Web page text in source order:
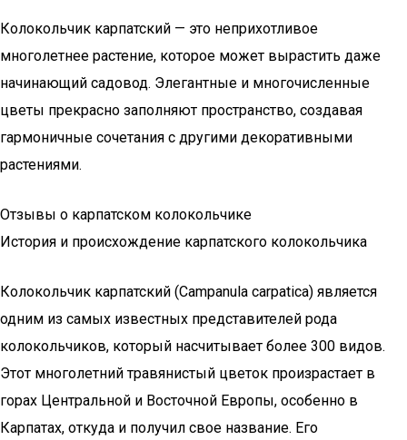
Колокольчик карпатский — это неприхотливое
многолетнее растение, которое может вырастить даже
начинающий садовод. Элегантные и многочисленные
цветы прекрасно заполняют пространство, создавая
гармоничные сочетания с другими декоративными
растениями.
Отзывы о карпатском колокольчике
История и происхождение карпатского колокольчика
Колокольчик карпатский (Campanula carpatica) является
одним из самых известных представителей рода
колокольчиков, который насчитывает более 300 видов.
Этот многолетний травянистый цветок произрастает в
горах Центральной и Восточной Европы, особенно в
Карпатах, откуда и получил свое название. Его